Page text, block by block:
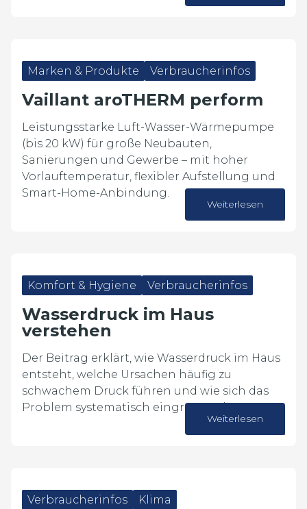
Marken & Produkte Verbraucherinfos
Vaillant aroTHERM perform
Leistungsstarke Luft-Wasser-Wärmepumpe
(bis 20 kW) für große Neubauten,
Sanierungen und Gewerbe – mit hoher
Vorlauftemperatur, flexibler Aufstellung und
Smart-Home-Anbindung.
Weiterlesen
Komfort & Hygiene Verbraucherinfos
Wasserdruck im Haus
verstehen
Der Beitrag erklärt, wie Wasserdruck im Haus
entsteht, welche Ursachen häufig zu
schwachem Druck führen und wie sich das
Problem systematisch eingrenzen lässt.
Weiterlesen
Verbraucherinfos Klima